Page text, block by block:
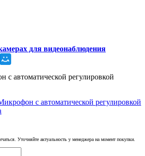
для видеонаблюдения
автоматической регулировкой
Уточняйте актуальность у менеджера на момент покупки.